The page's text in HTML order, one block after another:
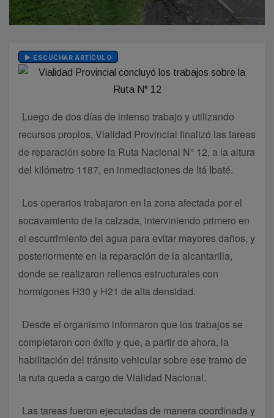
ESCUCHAR ARTÍCULO
Luego de dos días de intenso trabajo y utilizando
recursos propios, Vialidad Provincial finalizó las tareas
de reparación sobre la Ruta Nacional N° 12, a la altura
del kilómetro 1187, en inmediaciones de Itá Ibaté.
Los operarios trabajaron en la zona afectada por el
socavamiento de la calzada, interviniendo primero en
el escurrimiento del agua para evitar mayores daños, y
posteriormente en la reparación de la alcantarilla,
donde se realizaron rellenos estructurales con
hormigones H30 y H21 de alta densidad.
Desde el organismo informaron que los trabajos se
completaron con éxito y que, a partir de ahora, la
habilitación del tránsito vehicular sobre ese tramo de
la ruta queda a cargo de Vialidad Nacional.
Las tareas fueron ejecutadas de manera coordinada y